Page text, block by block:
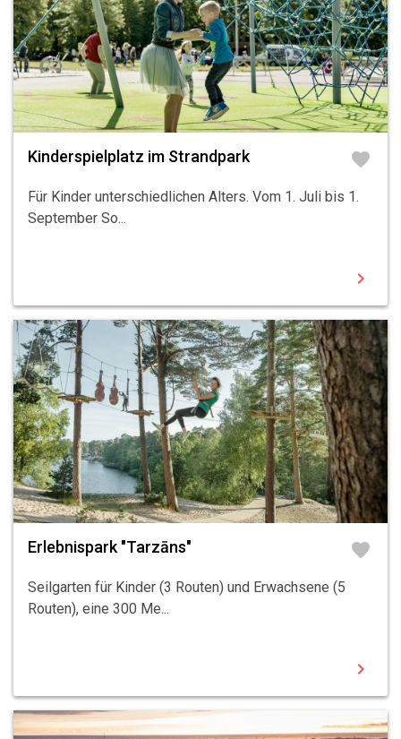
Kinderspielplatz im Strandpark favorite
Für Kinder unterschiedlichen Alters. Vom 1. Juli bis 1.
September So...
chevron_right
Erlebnispark "Tarzāns" favorite
Seilgarten für Kinder (3 Routen) und Erwachsene (5
Routen), eine 300 Me...
chevron_right